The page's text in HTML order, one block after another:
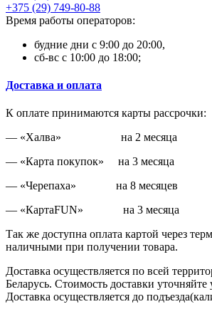
+375 (29) 749-80-88
Время работы операторов:
будние дни с 9:00 до 20:00,
сб-вс с 10:00 до 18:00;
Доставка и оплата
К оплате принимаются карты рассрочки:
— «Халва» на 2 месяца
— «Карта покупок» на 3 месяца
— «Черепаха» на 8 месяцев
— «КартаFUN» на 3 месяца
Так же доступна оплата картой через
наличными при получении товара.
Доставка осуществляется по всей
Беларусь. Стоимость доставки уточняйте
Доставка осуществляется до